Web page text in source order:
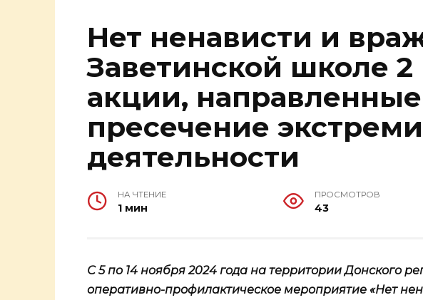
Нет ненависти и
Заветинской школе 2
акции,
пресечение
деятельности
НА ЧТЕНИЕ
1 мин
ПРОСМОТРОВ
43
С 5 по 14 ноября 2024 года на территории Донского
оперативно-профилактическое мероприятие «Нет